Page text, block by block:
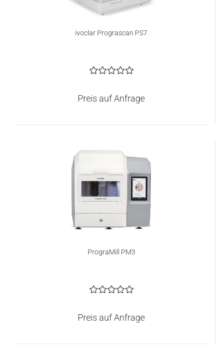
ivoclar Prograscan PS7
Preis auf Anfrage
PrograMill PM3
Preis auf Anfrage